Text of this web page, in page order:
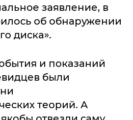
заявление, в
об обнаружении
диска».
и показаний
были
теорий. А